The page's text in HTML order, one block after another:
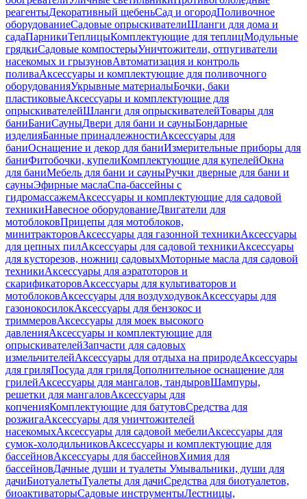
реагентыДекоративный щебеньСад и огородПоливочное
оборудованиеСадовые опрыскивателиШланги для дома и
садаПарникиТеплицыКомплектующие для теплицМодульные
грядкиСадовые компостерыУничтожители, отпугиватели
насекомых и грызуновАвтоматизация и контроль
поливаАксессуары и комплектующие для поливочного
оборудованияУкрывные материалыБочки, баки
пластиковыеАксессуары и комплектующие для
опрыскивателейШланги для опрыскивателейТовары для
баниБаниСауныДвери для бани и сауныБондарные
изделияБанные принадлежностиАксессуары для
баниОснащение и декор для баниИзмерительные приборы для
баниФитобочки, купелиКомплектующие для купелейОкна
для баниМебель для бани и сауныРучки дверные для бани и
сауныЭфирные маслаСпа-бассейны с
гидромассажемАксессуары и комплектующие для садовой
техникиНавесное оборудованиеДвигатели для
мотоблоковПрицепы для мотоблоков,
минитракторовАксессуары для газонной техникиАксессуары
для цепных пилАксессуары для садовой техникиАксессуары
для кусторезов, ножниц садовыхМоторные масла для садовой
техникиАксессуары для аэратоторов и
скарификаторовАксессуары для культиваторов и
мотоблоковАксессуары для воздуходувокАксессуары для
газонокосилокАксессуары для бензокос и
триммеровАксессуары для моек высокого
давленияАксессуары и комплектующие для
опрыскивателейЗапчасти для садовых
измельчителейАксессуары для отдыха на природеАксессуары
для гриляПосуда для гриляДополнительное оснащение для
грилейАксессуары для мангалов, тандыровШампуры,
решетки для мангаловАксессуары для
копченияКомплектующие для батутовСредства для
розжигаАксессуары для уничтожителей
насекомыхАксессуары для садовой мебелиАксессуары для
сумок-холодильниковАксессуары и комплектующие для
бассейновАксессуары для бассейновХимия для
бассейновДачные души и туалеты Умывальники, души для
дачиБиотуалетыТуалеты для дачиСредства для биотуалетов,
биоактиваторыСадовые инструментыЛестницы,